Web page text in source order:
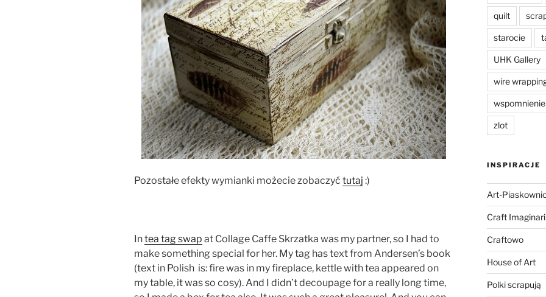
Pozostałe efekty wymianki możecie zobaczyć tutaj :)
Intea tag swap at Collage Caffe Skrzatka was my partner, so I had to
make something special for her. My tag has text from Andersen’s book
(text in Polish is: fire was in my fireplace, kettle with tea appeared on
my table, it was so cosy). And I didn’t decoupage for a really long time,
quilt
starocie
UHK Gallery
wire
wspomnienie
zlot
INSPIRACJE
Art-
Craft
Craftowo
House of Art
Polki scrapują